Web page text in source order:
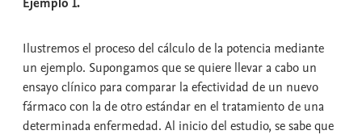
Ilustremos el proceso del cálculo de la potencia mediante
un ejemplo. Supongamos que se quiere llevar a cabo un
ensayo clínico para comparar la efectividad de un nuevo
fármaco con la de otro estándar en el tratamiento de una
determinada enfermedad. Al inicio del estudio, se sabe que